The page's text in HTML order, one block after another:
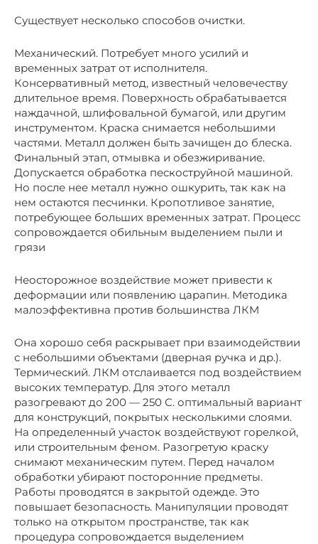
Существует несколько способов очистки.
Механический. Потребует много усилий и
временных затрат от исполнителя.
Консервативный метод, известный человечеству
длительное время. Поверхность обрабатывается
наждачной, шлифовальной бумагой, или другим
инструментом. Краска снимается небольшими
частями. Металл должен быть зачищен до блеска.
Финальный этап, отмывка и обезжиривание.
Допускается обработка пескоструйной машиной.
Но после нее металл нужно ошкурить, так как на
нем остаются песчинки. Кропотливое занятие,
потребующее больших временных затрат. Процесс
сопровождается обильным выделением пыли и
грязи
Неосторожное воздействие может привести к
деформации или появлению царапин. Методика
малоэффективна против большинства ЛКМ
Она хорошо себя раскрывает при взаимодействии
с небольшими объектами (дверная ручка и др.).
Термический. ЛКМ отслаивается под воздействием
высоких температур. Для этого металл
разогревают до 200 — 250 С. оптимальный вариант
для конструкций, покрытых несколькими слоями.
На определенный участок воздействуют горелкой,
или строительным феном. Разогретую краску
снимают механическим путем. Перед началом
обработки убирают посторонние предметы.
Работы проводятся в закрытой одежде. Это
повышает безопасность. Манипуляции проводят
только на открытом пространстве, так как
процедура сопровождается выделением